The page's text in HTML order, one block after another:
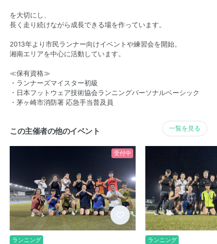
を大切にし、
長く走り続けながら成長できる場を作っています。
2013年より市民ランナー向けイベントや練習会を開始。
湘南エリアを中心に活動しています。
≪保有資格≫
・ランナーズマイスター初級
・日本フットウェア技術協会ランニングパーソナルベーシック
・茅ヶ崎市消防署 応急手当普及員
この主催者の他のイベント 一覧を見る
受付中
ランニング ランニング